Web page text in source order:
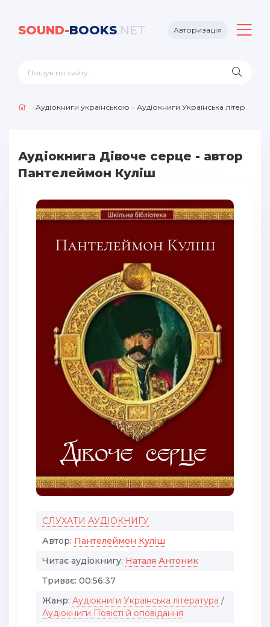
SOUND-BOOKS.NET Авторизація
Аудіокниги українською » Аудіокниги Українська література
Аудіокнига Дівоче серце - автор
Пантелеймон Куліш
СЛУХАТИ АУДІОКНИГУ
Автор: Пантелеймон Куліш
Читає аудіокнигу: Наталя Антоник
Триває: 00:56:37
Жанр: Аудіокниги Українська література /
Аудіокниги Повісті й оповідання